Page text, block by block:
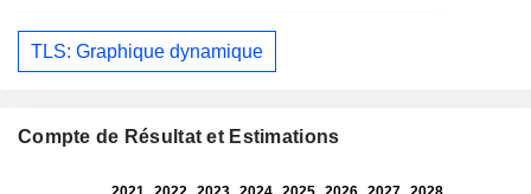
TLS: Graphique dynamique
Compte de Résultat et Estimations